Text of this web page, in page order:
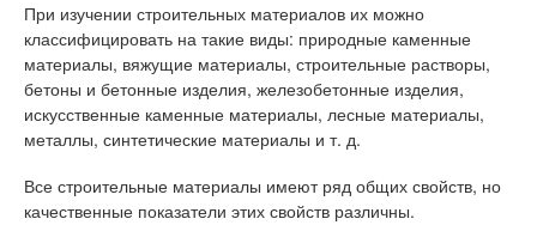
При изучении строительных материалов их можно
классифицировать на такие виды: природные каменные
материалы, вяжущие материалы, строительные растворы,
бетоны и бетонные изделия, железобетонные изделия,
искусственные каменные материалы, лесные материалы,
металлы, синтетические материалы и т. д.
Все строительные материалы имеют ряд общих свойств, но
качественные показатели этих свойств различны.